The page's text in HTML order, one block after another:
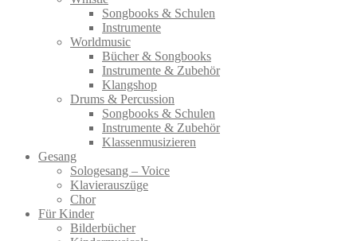
Songbooks & Schulen
Instrumente
Worldmusic
Bücher & Songbooks
Instrumente & Zubehör
Klangshop
Drums & Percussion
Songbooks & Schulen
Instrumente & Zubehör
Klassenmusizieren
Gesang
Sologesang – Voice
Klavierauszüge
Chor
Für Kinder
Bilderbücher